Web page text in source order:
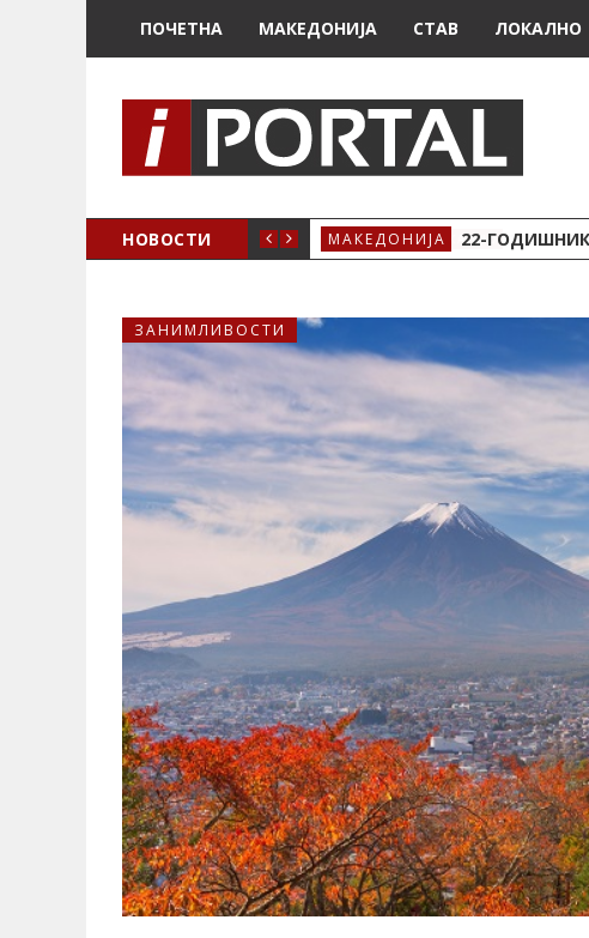
ПОЧЕТНА МАКЕДОНИЈА СТАВ ЛОКАЛНО
НОВОСТИ
ЖЕНСКО ЗДРАВЈЕ ВО КРИВА ПАЛАНКА МАКЕДОНИЈА 22-
ЗАНИМЛИВОСТИ